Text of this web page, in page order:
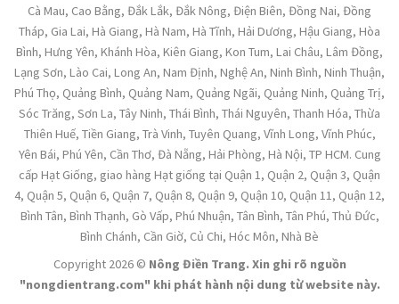
Cà Mau, Cao Bằng, Đắk Lắk, Đắk Nông, Điện Biên, Đồng Nai, Đồng
Tháp, Gia Lai, Hà Giang, Hà Nam, Hà Tĩnh, Hải Dương, Hậu Giang, Hòa
Bình, Hưng Yên, Khánh Hòa, Kiên Giang, Kon Tum, Lai Châu, Lâm Đồng,
Lạng Sơn, Lào Cai, Long An, Nam Định, Nghệ An, Ninh Bình, Ninh Thuận,
Phú Thọ, Quảng Bình, Quảng Nam, Quảng Ngãi, Quảng Ninh, Quảng Trị,
Sóc Trăng, Sơn La, Tây Ninh, Thái Bình, Thái Nguyên, Thanh Hóa, Thừa
Thiên Huế, Tiền Giang, Trà Vinh, Tuyên Quang, Vĩnh Long, Vĩnh Phúc,
Yên Bái, Phú Yên, Cần Thơ, Đà Nẵng, Hải Phòng, Hà Nội, TP HCM. Cung
cấp Hạt Giống, giao hàng Hạt giống tại Quận 1, Quận 2, Quận 3, Quận
4, Quận 5, Quận 6, Quận 7, Quận 8, Quận 9, Quận 10, Quận 11, Quận 12,
Bình Tân, Bình Thạnh, Gò Vấp, Phú Nhuận, Tân Bình, Tân Phú, Thủ Đức,
Bình Chánh, Cần Giờ, Củ Chi, Hóc Môn, Nhà Bè
Copyright 2026 © Nông Điền Trang. Xin ghi rõ nguồn
"nongdientrang.com" khi phát hành nội dung từ website này.